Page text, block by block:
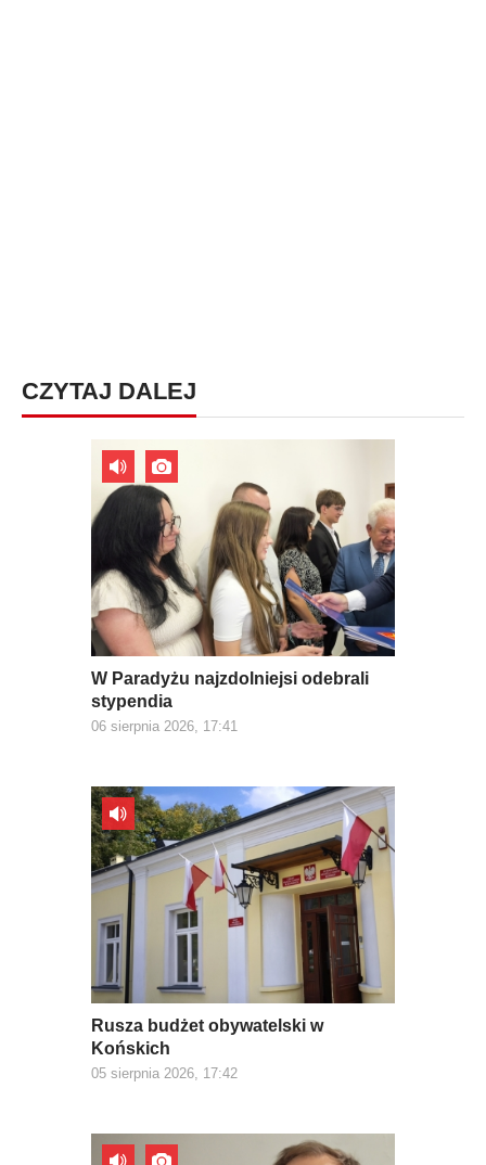
CZYTAJ DALEJ
W Paradyżu najzdolniejsi odebrali
stypendia
06 sierpnia 2026, 17:41
Rusza budżet obywatelski w
Końskich
05 sierpnia 2026, 17:42